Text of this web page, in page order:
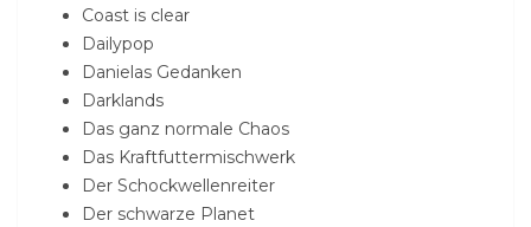
Coast is clear
Dailypop
Danielas Gedanken
Darklands
Das ganz normale Chaos
Das Kraftfuttermischwerk
Der Schockwellenreiter
Der schwarze Planet